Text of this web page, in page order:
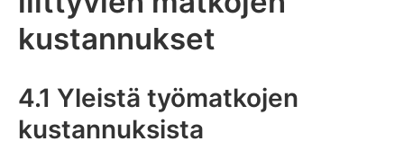
kustannukset
4.1 Yleistä työmatkojen
kustannuksista